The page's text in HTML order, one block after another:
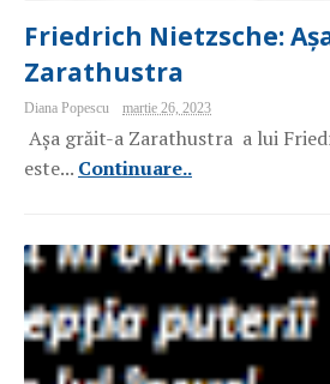
Friedrich Nietzsche:
Zarathustra
Diana Popescu martie 26, 2023
Așa grăit-a Zarathustra a lui
este... Continuare..